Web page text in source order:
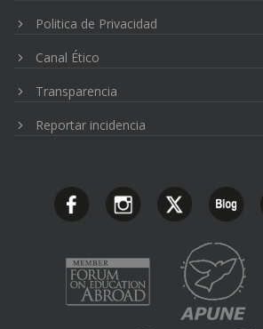
Politica de Privacidad
Canal Ético
Transparencia
Reportar incidencia